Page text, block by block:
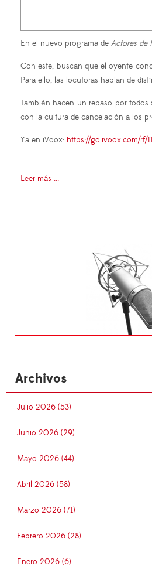
En el nuevo programa de Actores de
Con este, buscan que el oyente
Para ello, las locutoras hablan de
También hacen un repaso por
con la cultura de cancelación a los
Ya en iVoox: https://go.ivoox.com/rf/
Leer más ...
Archivos
Julio 2026 (53)
Junio 2026 (29)
Mayo 2026 (44)
Abril 2026 (58)
Marzo 2026 (71)
Febrero 2026 (28)
Enero 2026 (6)